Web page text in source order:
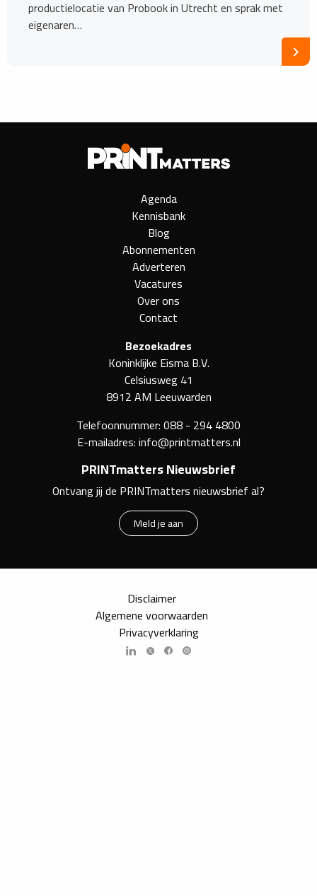
productielocatie van Probook in Utrecht en sprak met
eigenaren…
Agenda
Kennisbank
Blog
Abonnementen
Adverteren
Vacatures
Over ons
Contact
Bezoekadres
Koninklijke Eisma B.V.
Celsiusweg 41
8912 AM Leeuwarden
Telefoonnummer:088 - 294 4800
E-mailadres:info@printmatters.nl
PRINTmatters Nieuwsbrief
Ontvang jij de PRINTmatters nieuwsbrief al?
Meld je aan
Disclaimer
Algemene voorwaarden
Privacyverklaring